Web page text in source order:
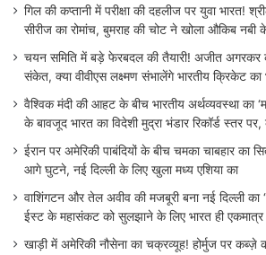
गिल की कप्तानी में परीक्षा की दहलीज पर युवा भारत!
सीरीज का रोमांच, बुमराह की चोट ने खोला औकिब नबी
चयन समिति में बड़े फेरबदल की तैयारी! अजीत अगरकर
संकेत, क्या वीवीएस लक्ष्मण संभालेंगे भारतीय क्रिकेट का
वैश्विक मंदी की आहट के बीच भारतीय अर्थव्यवस्था का
के बावजूद भारत का विदेशी मुद्रा भंडार रिकॉर्ड स्तर
ईरान पर अमेरिकी पाबंदियों के बीच चमका चाबहार का
आगे घुटने, नई दिल्ली के लिए खुला मध्य एशिया का
वाशिंगटन और तेल अवीव की मजबूरी बना नई दिल्ली का
ईस्ट के महासंकट को सुलझाने के लिए भारत ही एकमात्र
खाड़ी में अमेरिकी नौसेना का चक्रव्यूह! होर्मुज पर कब्ज़े